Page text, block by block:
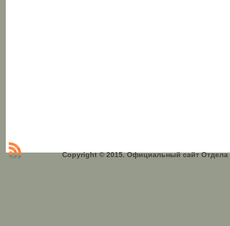
Copyright © 2015. Официальный сайт